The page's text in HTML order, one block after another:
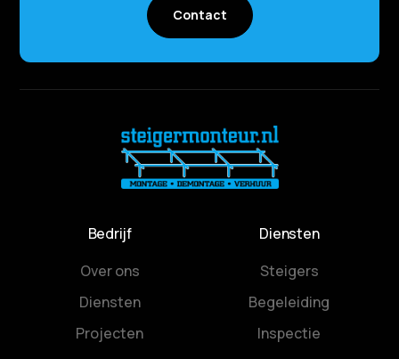
Contact
Bedrijf
Over ons
Diensten
Projecten
Diensten
Steigers
Begeleiding
Inspectie